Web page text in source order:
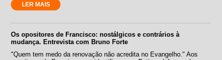
LER MAIS
Os opositores de Francisco: nostálgicos e contrários à
mudança. Entrevista com Bruno Forte
"Quem tem medo da renovação não acredita no Evangelho." Aos